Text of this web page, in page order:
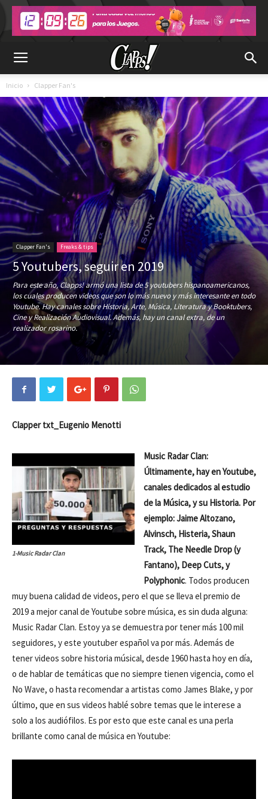
Inicio Clapper Fan's
Clapper Fan's Freaks & tips
5 Youtubers, seguir en 2019
Para este año, Clapps! armó una lista de 5 youtubers hispanoamericanos,
los cuales producen videos que son lo más nuevo y más interesante en todo
Youtube. Hay canales sobre Historia, Arte, Música, Literatura y Booktubers,
Cine y Realización Audiovisual. Además, hay un canal extra, de un
realizador rosarino.
Clapper txt_Eugenio Menotti
1-Music Radar Clan
Music Radar Clan:
Últimamente, hay en Youtube,
canales dedicados al estudio
de la Música, y su Historia. Por
ejemplo: Jaime Altozano,
Alvinsch, Histeria, Shaun
Track, The Needle Drop (y
Fantano), Deep Cuts, y
Polyphonic. Todos producen
muy buena calidad de videos, pero el que se lleva el premio de
2019 a mejor canal de Youtube sobre música, es sin duda alguna:
Music Radar Clan. Estoy ya se demuestra por tener más 100 mil
seguidores, y este youtuber español va por más. Además de
tener videos sobre historia músical, desde 1960 hasta hoy en día,
o de hablar de temáticas que no siempre tienen vigencia, como el
No Wave, o hasta recomendar a artistas como James Blake, y por
último, que en sus videos hablé sobre temas que le interese a
solo a los audiófilos. Es por esto que este canal es una perla
brillante como canal de música en Youtube: